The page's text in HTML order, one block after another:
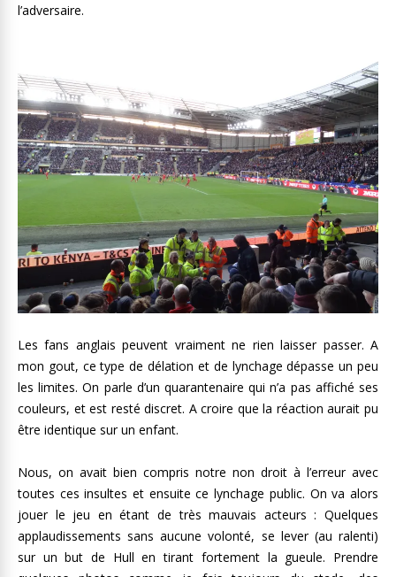
l’adversaire.
Les fans anglais peuvent vraiment ne rien laisser passer. A
mon gout, ce type de délation et de lynchage dépasse un peu
les limites. On parle d’un quarantenaire qui n’a pas affiché ses
couleurs, et est resté discret. A croire que la réaction aurait pu
être identique sur un enfant.
Nous, on avait bien compris notre non droit à l’erreur avec
toutes ces insultes et ensuite ce lynchage public. On va alors
jouer le jeu en étant de très mauvais acteurs : Quelques
applaudissements sans aucune volonté, se lever (au ralenti)
sur un but de Hull en tirant fortement la gueule. Prendre